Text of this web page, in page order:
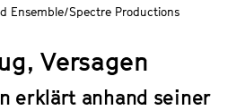
Ensemble/Spectre Productions
Versagen
erklärt anhand seiner